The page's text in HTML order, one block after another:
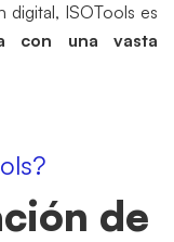
digital, ISOTools es
con una vasta
de